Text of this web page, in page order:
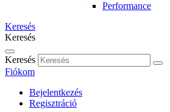
Performance
Keresés
Keresés
Keresés
Fiókom
Bejelentkezés
Regisztráció